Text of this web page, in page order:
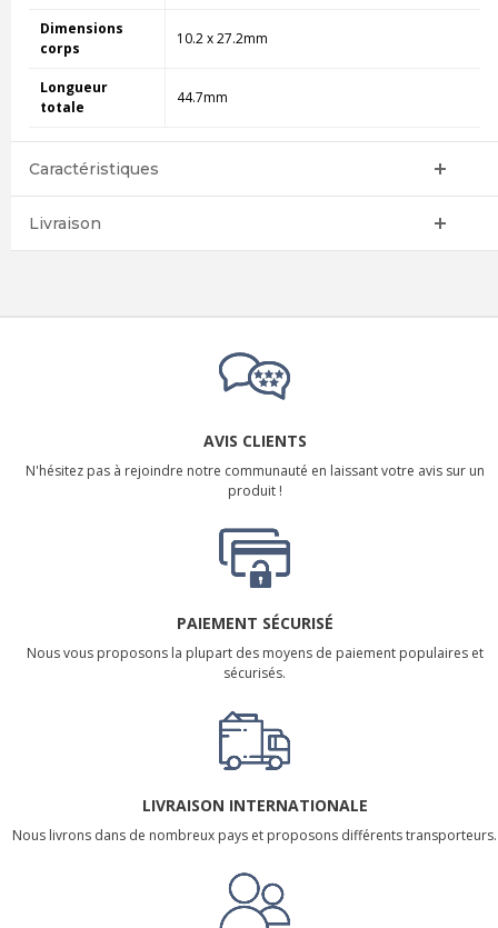
Dimensions
corps
10.2 x 27.2mm
Longueur
totale
44.7mm
Caractéristiques
Livraison
AVIS CLIENTS
N'hésitez pas à rejoindre notre communauté en laissant votre avis sur un
produit !
PAIEMENT SÉCURISÉ
Nous vous proposons la plupart des moyens de paiement populaires et
sécurisés.
LIVRAISON INTERNATIONALE
Nous livrons dans de nombreux pays et proposons différents transporteurs.